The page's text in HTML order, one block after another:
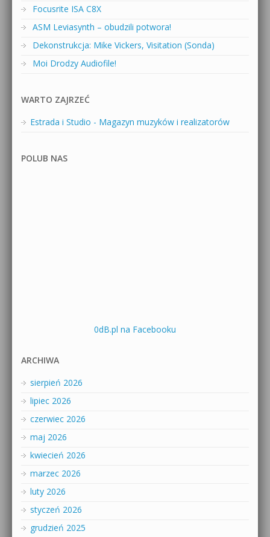
Focusrite ISA C8X
ASM Leviasynth – obudzili potwora!
Dekonstrukcja: Mike Vickers, Visitation (Sonda)
Moi Drodzy Audiofile!
WARTO ZAJRZEĆ
Estrada i Studio - Magazyn muzyków i realizatorów
POLUB NAS
0dB.pl na Facebooku
ARCHIWA
sierpień 2026
lipiec 2026
czerwiec 2026
maj 2026
kwiecień 2026
marzec 2026
luty 2026
styczeń 2026
grudzień 2025